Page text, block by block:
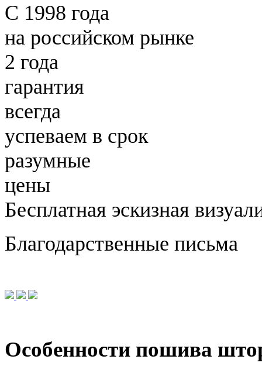
С 1998 года
на российском рынке
2 года
гарантия
всегда
успеваем в срок
разумные
цены
Бесплатная эскизная
Благодарственные письма
Особенности пошива